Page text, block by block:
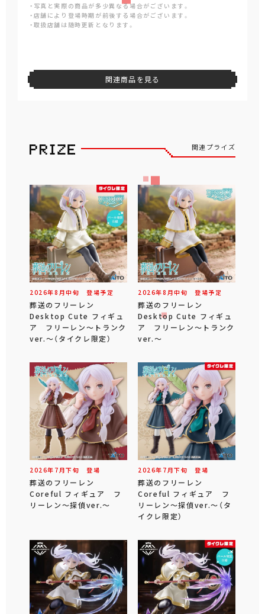
・写真と実際の商品が多少異なる場合がございます。
・店舗により登場時期が前後する場合がございます。
・取扱店舗は随時更新となります。
関連商品を見る
関連プライズ
2026年8 月中旬 登場予定
葬送のフリーレン
Desktop Cute フィギュ
ア フリーレン～トランク
ver.～（タイクレ限定）
2026年8 月中旬 登場予定
葬送のフリーレン
Desktop Cute フィギュ
ア フリーレン～トランク
ver.～
2026年 7 月下旬 登場
葬送のフリーレン
Coreful フィギュア フ
リーレン～探偵ver.～
2026年 7 月下旬 登場
葬送のフリーレン
Coreful フィギュア フ
リーレン～探偵ver.～（タ
イクレ限定）